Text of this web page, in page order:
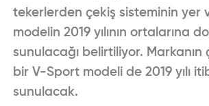
tekerlerden çekiş sisteminin yer
modelin 2019 yılının ortalarına
sunulacağı belirtiliyor.
bir V-Sport modeli de 2019 yılı
sunulacak.